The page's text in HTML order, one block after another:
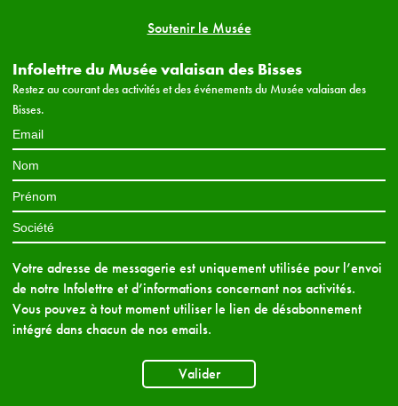
Soutenir le Musée
Infolettre du Musée valaisan des Bisses
Restez au courant des activités et des événements du Musée valaisan des
Bisses.
Votre adresse de messagerie est uniquement utilisée pour l’envoi
de notre Infolettre et d’informations concernant nos activités.
Vous pouvez à tout moment utiliser le lien de désabonnement
intégré dans chacun de nos emails.